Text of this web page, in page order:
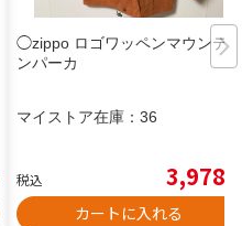
◯zippo ロゴワッペンマウンテ
ンパーカ
マイストア在庫： 36
税込 3,978
カートに入れる